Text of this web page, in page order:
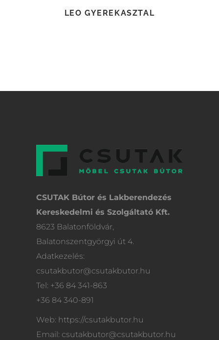
LEO GYEREKASZTAL
CSUTAK Bútor és Lakberendezés
Kereskedelmi és Szolgáltató Kft.
8623 Balatonföldvár,
Balatonszentgyörgyi út 4.
Adatkezelés:
csutakbutor@csutakbutor.hu
Tel: +36 84 341-863
+36 84 340-891
Web: https://csutakbutor.hu
Email: csutakbutor@csutakbutor.hu